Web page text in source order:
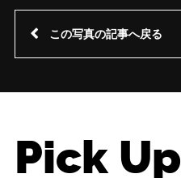
この写真の記事へ戻る
Pick Up